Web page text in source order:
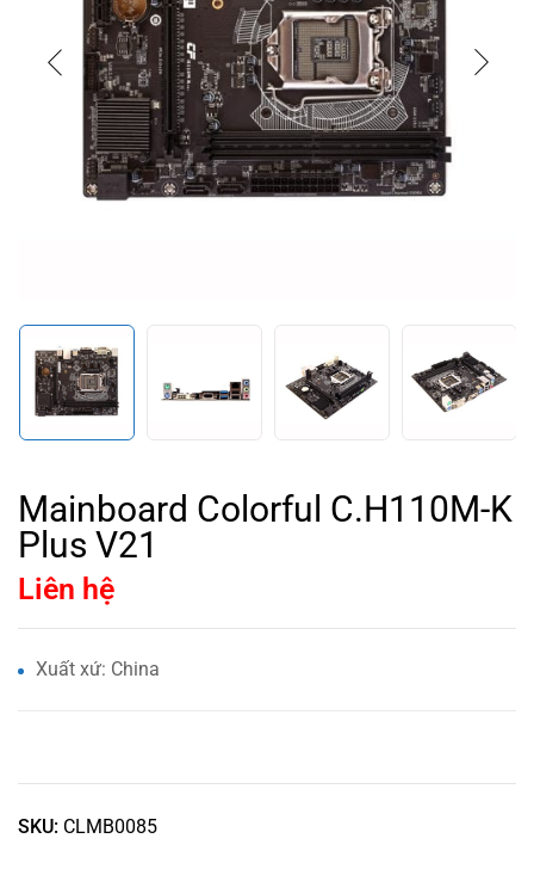
Mainboard Colorful C.H110M-K
Plus V21
Liên hệ
Xuất xứ: China
SKU: CLMB0085